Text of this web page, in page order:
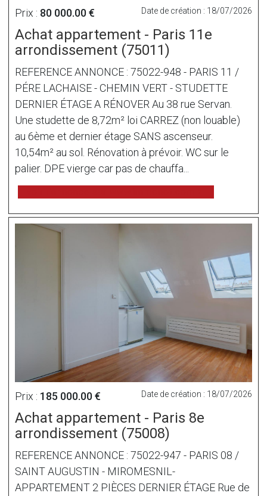
Prix : 80 000.00 € Date de création : 18/07/2026
Achat appartement - Paris 11e
arrondissement (75011)
REFERENCE ANNONCE : 75022-948 - PARIS 11 /
PÉRE LACHAISE - CHEMIN VERT - STUDETTE
DERNIER ÉTAGE A RÉNOVER Au 38 rue Servan.
Une studette de 8,72m² loi CARREZ (non louable)
au 6ème et dernier étage SANS ascenseur.
10,54m² au sol. Rénovation à prévoir. WC sur le
palier. DPE vierge car pas de chauffa...
Prix : 185 000.00 € Date de création : 18/07/2026
Achat appartement - Paris 8e
arrondissement (75008)
REFERENCE ANNONCE : 75022-947 - PARIS 08 /
SAINT AUGUSTIN - MIROMESNIL-
APPARTEMENT 2 PIÈCES DERNIER ÉTAGE Rue de